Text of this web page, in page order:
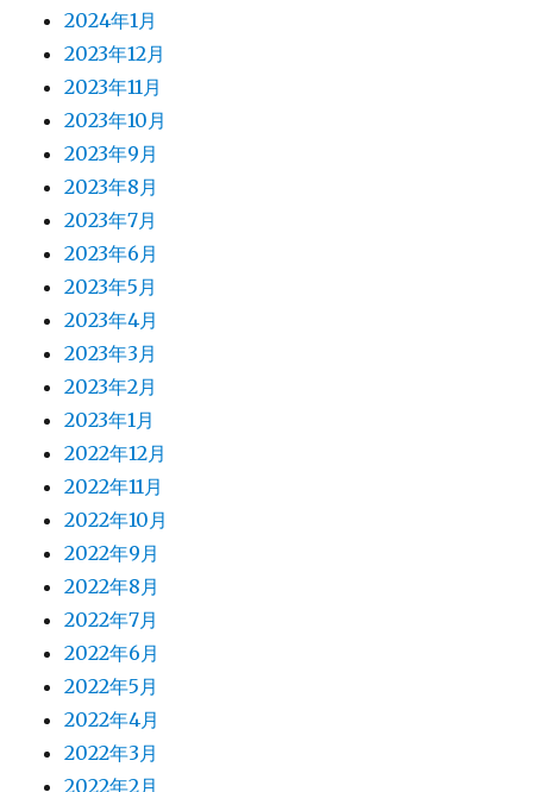
2024年1月
2023年12月
2023年11月
2023年10月
2023年9月
2023年8月
2023年7月
2023年6月
2023年5月
2023年4月
2023年3月
2023年2月
2023年1月
2022年12月
2022年11月
2022年10月
2022年9月
2022年8月
2022年7月
2022年6月
2022年5月
2022年4月
2022年3月
2022年2月